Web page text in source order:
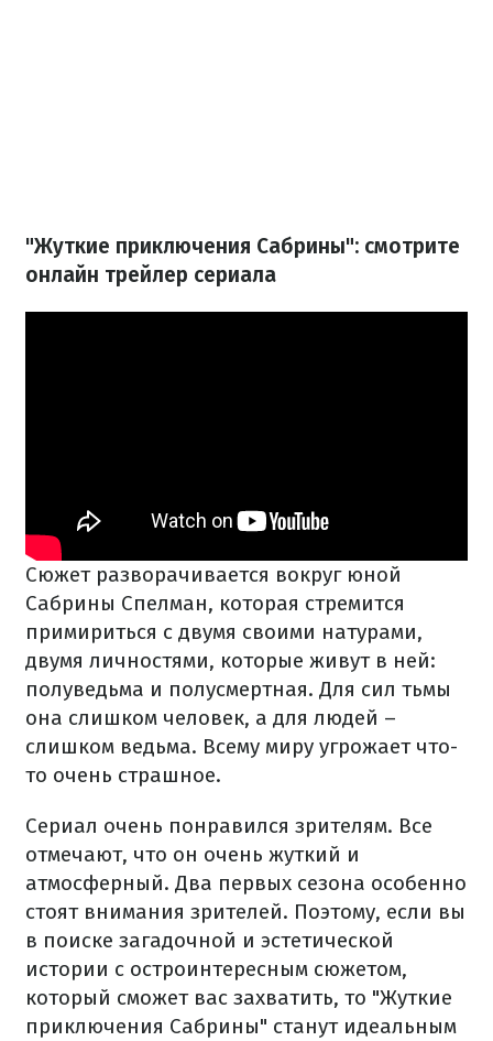
"Жуткие приключения Сабрины": смотрите
онлайн трейлер сериала
Сюжет разворачивается вокруг юной
Сабрины Спелман, которая стремится
примириться с двумя своими натурами,
двумя личностями, которые живут в ней:
полуведьма и полусмертная. Для сил тьмы
она слишком человек, а для людей –
слишком ведьма. Всему миру угрожает что-
то очень страшное.
Сериал очень понравился зрителям. Все
отмечают, что он очень жуткий и
атмосферный. Два первых сезона особенно
стоят внимания зрителей. Поэтому, если вы
в поиске загадочной и эстетической
истории с остроинтересным сюжетом,
который сможет вас захватить, то "Жуткие
приключения Сабрины" станут идеальным